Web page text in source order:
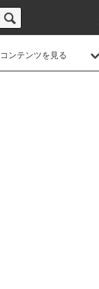
コンテンツを見る